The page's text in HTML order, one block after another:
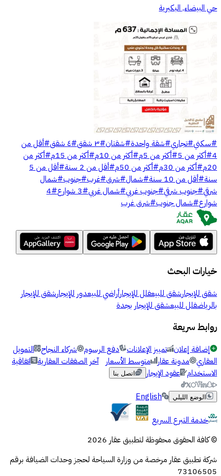
حي البيضاء, البكيرية
#سكني#تجاري#شقة واحدة#شقتان#٣ شقق #٤ شقق #أقل من
4
#أكثر من 5 #أكثر من 5م #أكثر من 10م #أكثر من 15م #أكثر من
20م #أكثر من 30م #أكثر من 50م #أقل من 2 سنة #
أقل من 5
سنة#أقل من 10 سنة #شمال#شرق#غرب#جنوب#شمال
شرقي#جنوب شرقي#جنوب غربي#شمال غربي#3 شوارع #
4
شوارع#شمال جنوب#شرق غرب
خيارات البحث
شقق للإيجارشقق للبيعفلل للإيجارأراضي للبيعدور للإيجارشقق للإيجار
بالرياضفلل للبيعشقق للإيجار بجدة
روابط سريعة
إضافة إعلان تمييز الإعلانات دفع الرسوم شركاء النجاح التمويل
العقاري مدونة عقار متوسط الأسعار آخر الصفقات العقارية اتفاقية
الاستخدام عقود الإيجار اتصل بنا
الوضع الليلي
English
خدمة التبرع السريع
© كافة الحقوق محفوظة لتطبيق عقار 2026
شركة تطبيق عقار مرخصة من وزارة السياحة لحجز وحدات الضيافة برقم
73106505